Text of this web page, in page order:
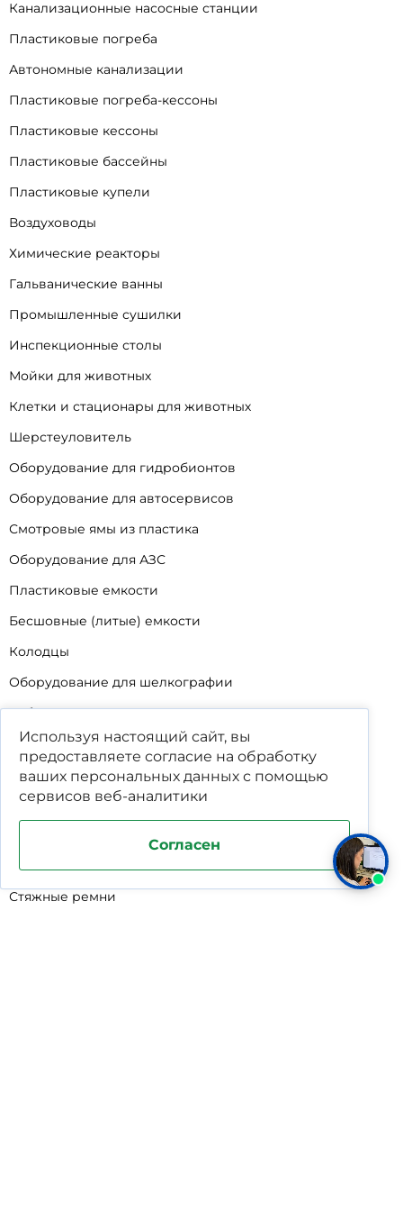
Канализационные насосные станции
Пластиковые погреба
Автономные канализации
Пластиковые погреба-кессоны
Пластиковые кессоны
Пластиковые бассейны
Пластиковые купели
Воздуховоды
Химические реакторы
Гальванические ванны
Промышленные сушилки
Инспекционные столы
Мойки для животных
Клетки и стационары для животных
Шерстеуловитель
Оборудование для гидробионтов
Оборудование для автосервисов
Смотровые ямы из пластика
Оборудование для АЗС
Пластиковые емкости
Бесшовные (литые) емкости
Колодцы
Оборудование для шелкографии
Кабины для промывки и напыления
Технические мойки
Биопрепараты
Сигнализатор уровня
Подставка под жироуловители
Фильтр-мешки для пескоуловителей
Стяжные ремни
Используя настоящий сайт, вы
предоставляете согласие на обработку
ваших персональных данных с помощью
сервисов веб-аналитики
Согласен